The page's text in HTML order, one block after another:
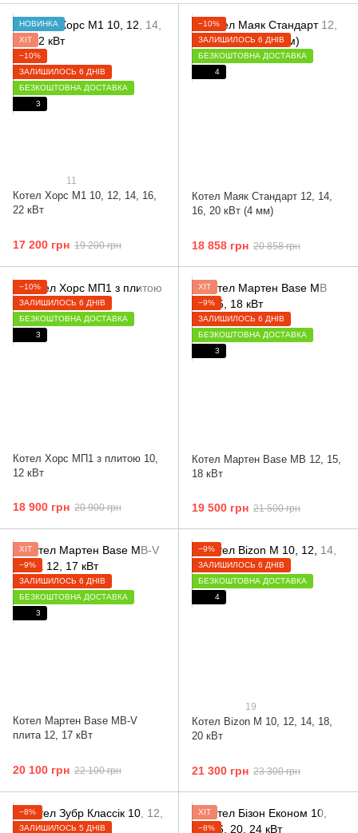
НОВИНКА
ХІТ
−10%
ЗАЛИШИЛОСЬ 6 ДНІВ
БЕЗКОШТОВНА ДОСТАВКА
3
11
Котел Хорс М1 10, 12, 14, 16,
22 кВт
17 200 грн 19 200 грн
−10%
ЗАЛИШИЛОСЬ 6 ДНІВ
БЕЗКОШТОВНА ДОСТАВКА
4
Котел Маяк Стандарт 12, 14,
16, 20 кВт (4 мм)
18 858 грн 20 858 грн
−10%
ЗАЛИШИЛОСЬ 6 ДНІВ
БЕЗКОШТОВНА ДОСТАВКА
3
Котел Хорс МП1 з плитою 10,
12 кВт
18 900 грн 20 900 грн
ХІТ
−9%
ЗАЛИШИЛОСЬ 6 ДНІВ
БЕЗКОШТОВНА ДОСТАВКА
3
Котел Мартен Base MB 12, 15,
18 кВт
19 500 грн 21 500 грн
ХІТ
−9%
ЗАЛИШИЛОСЬ 6 ДНІВ
БЕЗКОШТОВНА ДОСТАВКА
3
Котел Мартен Base MB-V
плита 12, 17 кВт
20 100 грн 22 100 грн
−9%
ЗАЛИШИЛОСЬ 6 ДНІВ
БЕЗКОШТОВНА ДОСТАВКА
4
19
Котел Bizon М 10, 12, 14, 18,
20 кВт
21 300 грн 23 300 грн
−8%
ЗАЛИШИЛОСЬ 5 ДНІВ
ХІТ
−8%